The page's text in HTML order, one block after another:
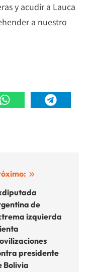
y acudir a Lauca
a nuestro
de
izquierda
presidente
Bolivia